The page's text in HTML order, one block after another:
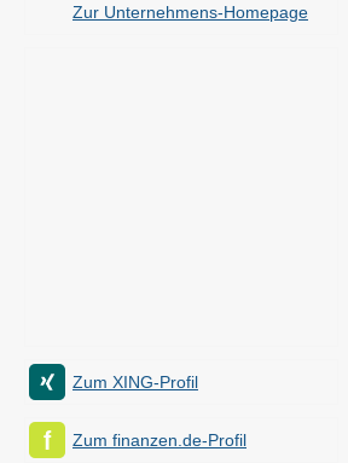
Zur Unternehmens-Homepage
Zum XING-Profil
Zum finanzen.de-Profil